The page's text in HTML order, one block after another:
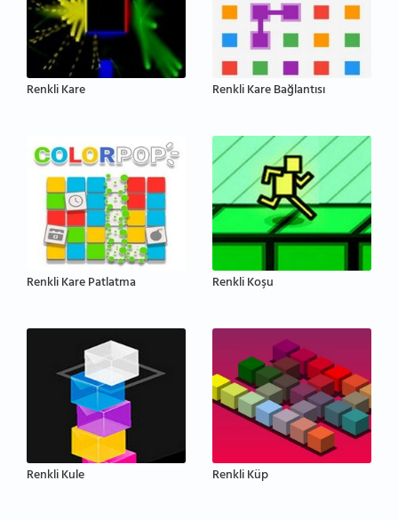
Renkli Kare Renkli Kare Bağlantısı
Renkli Kare Patlatma Renkli Koşu
Renkli Kule Renkli Küp